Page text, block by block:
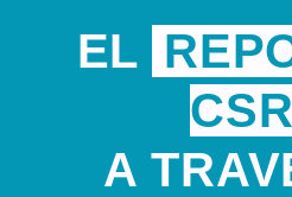
EL
A